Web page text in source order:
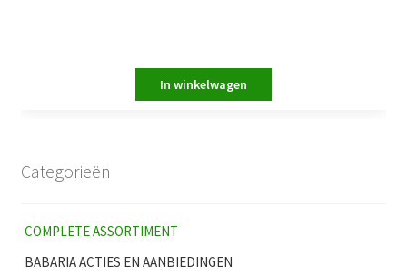
Categorieën
COMPLETE ASSORTIMENT
BABARIA ACTIES EN AANBIEDINGEN